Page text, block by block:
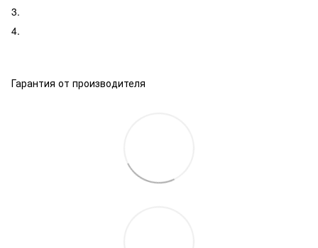
3.
4.
Гарантия от производителя